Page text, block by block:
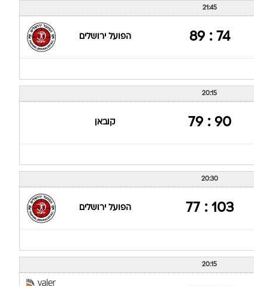
21:45
74 : 89 הפועל ירושלים
20:15
90 : 79 קובאן
20:30
103 : 77 הפועל ירושלים
20:15